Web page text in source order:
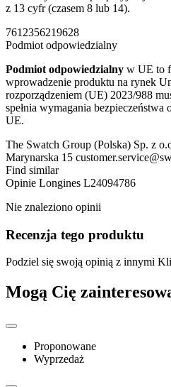
z 13 cyfr (czasem 8 lub 14).
7612356219628
Podmiot odpowiedzialny
Podmiot odpowiedzialny w UE to
wprowadzenie produktu na rynek
rozporządzeniem (UE) 2023/988
spełnia wymagania
UE.
The Swatch Group (Polska) Sp. z
Marynarska 15
Find similar
Opinie Longines L24094786
Nie znaleziono opinii
Recenzja tego produktu
Podziel się swoją opinią z innymi
Mogą Cię
Proponowane
Wyprzedaż